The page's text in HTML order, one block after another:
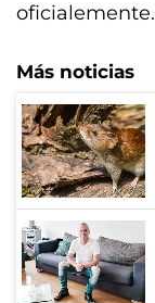
oficialemente.
Más noticias